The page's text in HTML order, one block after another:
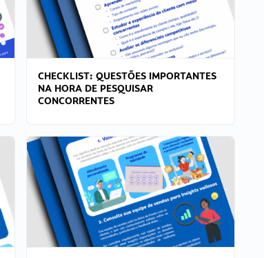
CHECKLIST: QUESTÕES IMPORTANTES
NA HORA DE PESQUISAR
CONCORRENTES